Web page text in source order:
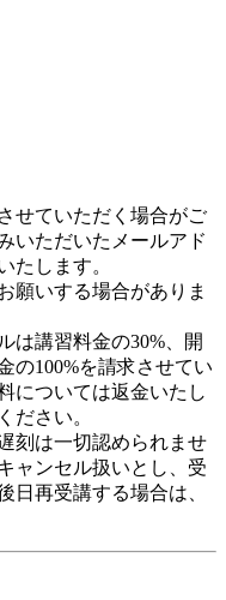
せていただく場合がご
いただいたメールアド
たします。
願いする場合がありま
は講習料金の30%、開
の100%を請求させてい
については返金いたし
ださい。
刻は一切認められませ
ャンセル扱いとし、受
日再受講する場合は、